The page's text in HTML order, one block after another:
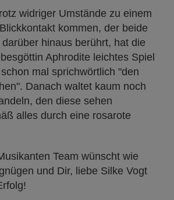
widriger Umstände zu einem
kommen, der beide
hinaus berührt, hat die
Aphrodite leichtes Spiel
mal sprichwörtlich "den
Danach waltet kaum noch
den diese sehen
alles durch eine rosarote
Team wünscht wie
und Dir, liebe Silke Vogt